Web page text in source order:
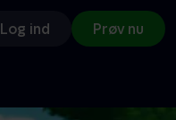
Log ind Prøv nu